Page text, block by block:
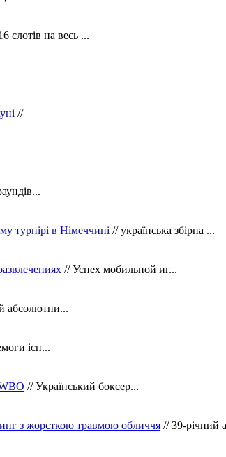
слотів на весь ...
//
турнірі в Німеччині // українська збірна ...
// Успех мобильной иг...
абсолютни...
ісп...
// Український боксер...
з жорсткою травмою обличчя // 39-річний